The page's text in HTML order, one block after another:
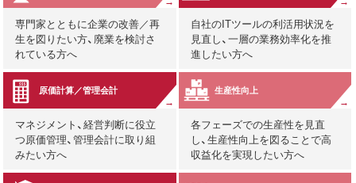
専門家とともに企業の改善／再
生を図りたい方、廃業を検討さ
れている方へ
自社のITツールの利活用状況を
見直し、一層の業務効率化を推
進したい方へ
原価計算／管理会計
マネジメント、経営判断に役立
つ原価管理、管理会計に取り組
みたい方へ
生産性向上
各フェーズでの生産性を見直
し、生産性向上を図ることで高
収益化を実現したい方へ